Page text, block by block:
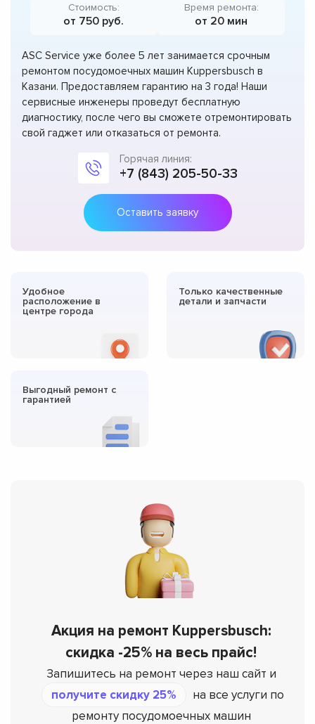
Стоимость:
от 750 руб.
Время ремонта:
от 20 мин
ASC Service уже более 5 лет занимается срочным
ремонтом посудомоечных машин Kuppersbusch в
Казани. Предоставляем гарантию на 3 года! Наши
сервисные инженеры проведут бесплатную
диагностику, после чего вы сможете отремонтировать
свой гаджет или отказаться от ремонта.
Горячая линия:
+7 (843) 205-50-33
Оставить заявку
Удобное
расположение в
центре города
Только качественные
детали и запчасти
Выгодный ремонт с
гарантией
Акция на ремонт Kuppersbusch:
скидка -25% на весь прайс!
Запишитесь на ремонт через наш сайт и
получите скидку 25%
на все услуги по
ремонту посудомоечных машин